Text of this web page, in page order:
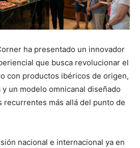
ha presentado un innovador
que busca revolucionar el
con productos ibéricos de origen,
un modelo omnicanal diseñado
recurrentes más allá del punto de
nacional e internacional ya en